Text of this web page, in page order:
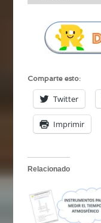
Comparte esto:
Twitter
Imprimir
Relacionado